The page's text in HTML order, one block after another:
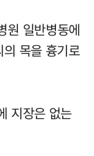
원 일반병동에
목을 흉기로
지장은 없는